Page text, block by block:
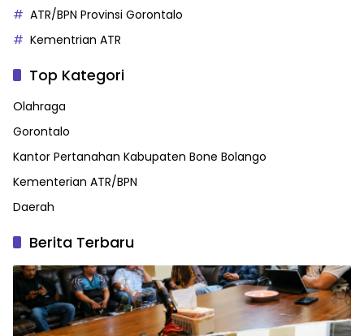
ATR/BPN Provinsi Gorontalo
Kementrian ATR
Top Kategori
Olahraga
Gorontalo
Kantor Pertanahan Kabupaten Bone Bolango
Kementerian ATR/BPN
Daerah
Berita Terbaru